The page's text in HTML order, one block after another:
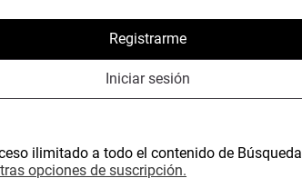
Registrarme
Iniciar sesión
ilimitado a todo el contenido de
opciones de suscripción.